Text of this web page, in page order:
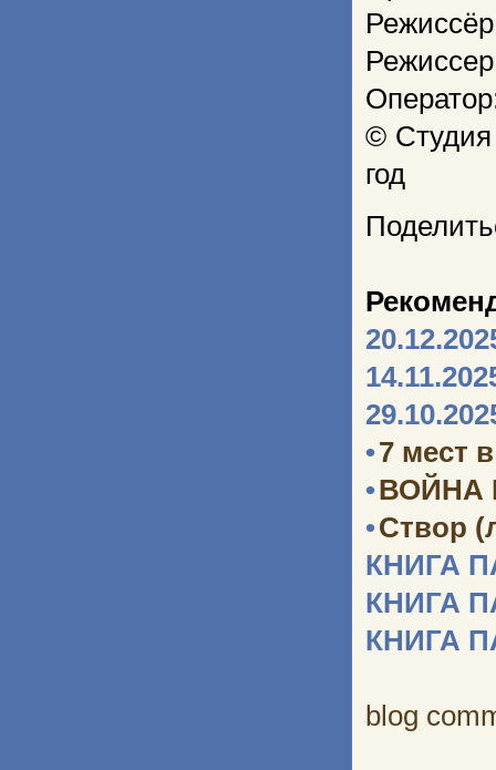
© Студия
год
•7 мест
•ВОЙНА
•Створ
КНИГА
КНИГА
КНИГА
blog